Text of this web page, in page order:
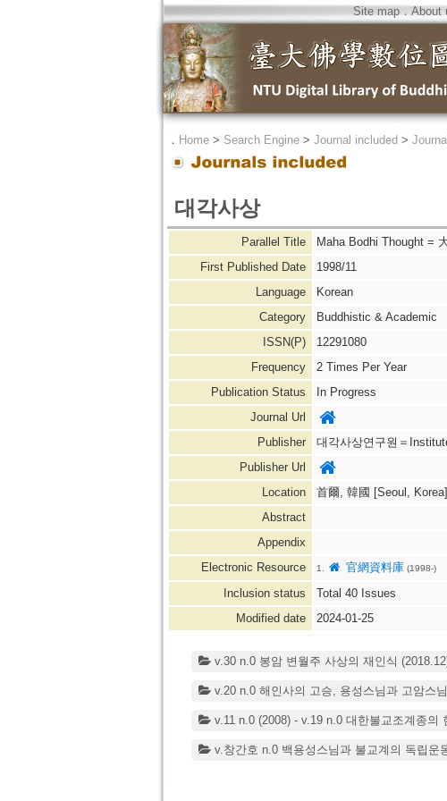
Site map．About
． Home> Search Engine> Journal included >
대각사상
Parallel Title
Maha Bodhi Thought =
First Published Date
1998/11
Language
Korean
Category
Buddhistic & Academic
ISSN(P)
12291080
Frequency
2 Times Per Year
Publication Status
In Progress
Journal Url
Publisher
대각사상연구원＝
Publisher Url
Location
首爾, 韓國 [Seoul, Korea]
Abstract
Appendix
Electronic Resource
1. 官網資料庫 (1998-)
Inclusion status Total 40Issues
Modified date
2024-01-25
v.30 n.0 봉암 변월주 사상의 재인식
v.20 n.0 해인사의 고승, 용성스님과 고암스
v.11 n.0 (2008) - v.19 n.0 대한불교조계종의
v.창간호 n.0 백용성스님과 불교계의 독립운